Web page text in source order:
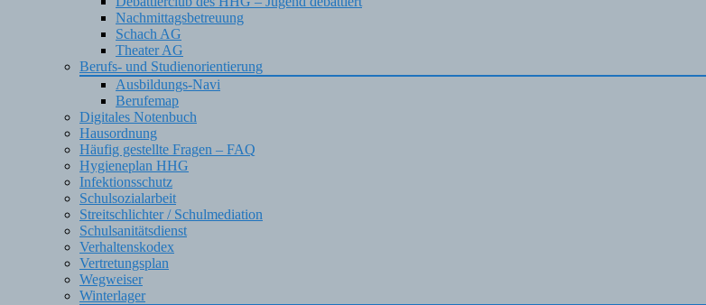
Nachmittagsbetreuung
Schach AG
Theater AG
Berufs- und Studienorientierung
Ausbildungs-Navi
Berufemap
Digitales Notenbuch
Hausordnung
Häufig gestellte Fragen – FAQ
Hygieneplan HHG
Infektionsschutz
Schulsozialarbeit
Streitschlichter / Schulmediation
Schulsanitätsdienst
Verhaltenskodex
Vertretungsplan
Wegweiser
Winterlager